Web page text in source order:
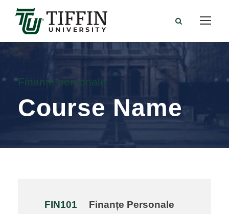
Finanțe personale
Course Name
FIN101 Finanțe Personale